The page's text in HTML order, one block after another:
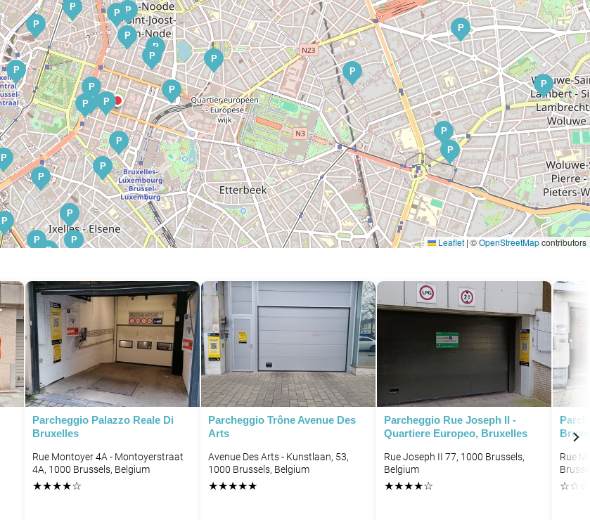
P
P
P
P
P
P
P
P
P
P P
P
P
P
P
P
P
P
P
P
P
P
P
P
P
P
P
P
P
P
P
P
P
P
P
P
P P
P
P
Leaflet | ©OpenStreetMapcontributors
Parcheggio Palazzo Reale Di
Bruxelles
Rue Montoyer 4A - Montoyerstraat
4A, 1000 Brussels, Belgium
★★★★☆
Parcheggio Trône Avenue Des
Arts
Avenue Des Arts - Kunstlaan, 53,
1000 Brussels, Belgium
★★★★★
Parcheggio Rue Joseph II -
Quartiere Europeo, Bruxelles
Rue Joseph II 77, 1000 Brussels,
Belgium
★★★★☆
Rue
☆☆